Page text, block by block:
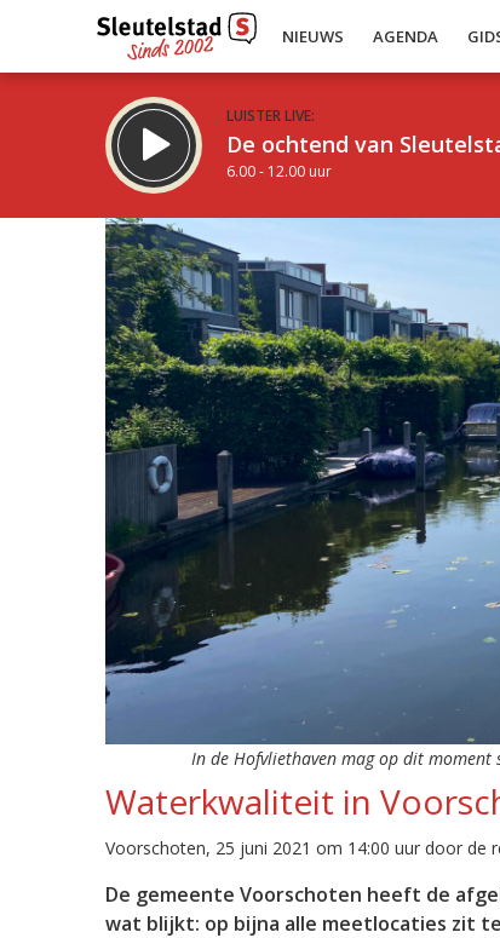
NIEUWS AGENDA
LUISTER LIVE:
De ochtend van
6.00 - 12.00 uur
Inklappen
In de Hofvliethaven mag op dit moment
Waterkwaliteit in
Voorschoten, 25 juni 2021 om 14:00 uur door de
De gemeente Voorschoten heeft de
wat blijkt: op bijna alle meetlocaties zit